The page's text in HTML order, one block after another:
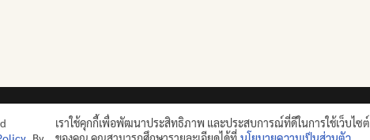
ปญฺญาย ปริสุชฺฌติ (คนย่อมบริสุทธิ์ด้วยปัญญา)
เราใช้คุกกี้เพื่อพัฒนาประสิทธิภาพ และประสบการณ์ที่ดีในการใช้เว็บไซต์